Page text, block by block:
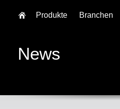
News
Produkte Branchen